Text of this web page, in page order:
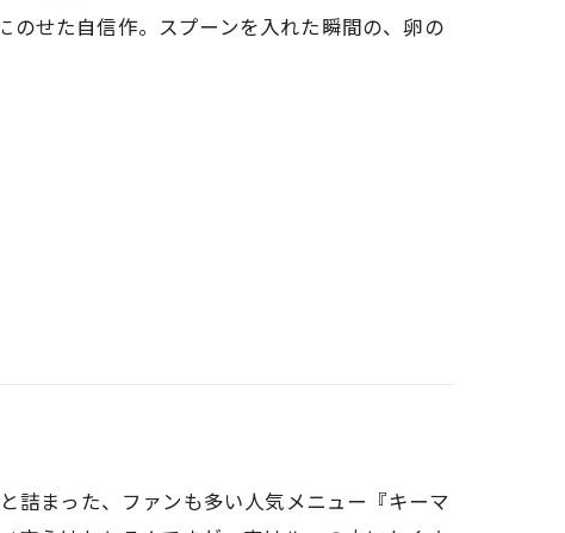
のせた自信作。スプーンを入れた瞬間の、卵の
と詰まった、ファンも多い人気メニュー『キーマ